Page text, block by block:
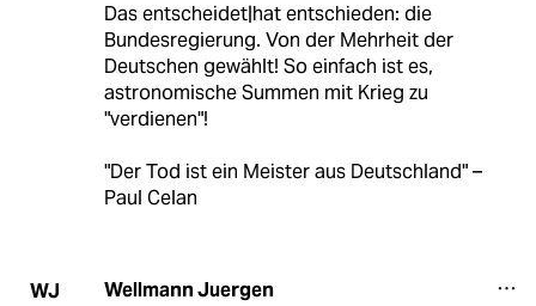
Das entscheidet|hat entschieden: die
Bundesregierung. Von der Mehrheit der
Deutschen gewählt! So einfach ist es,
astronomische Summen mit Krieg zu
"verdienen"!
"Der Tod ist ein Meister aus Deutschland" –
Paul Celan
WJ Wellmann Juergen